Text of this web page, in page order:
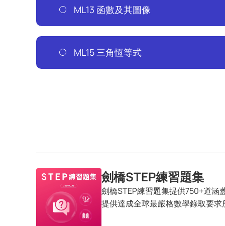
ML13 函數及其圖像
ML15 三角恆等式
劍橋STEP練習題集
劍橋STEP練習題集提供750+道涵
提供達成全球最嚴格數學錄取要